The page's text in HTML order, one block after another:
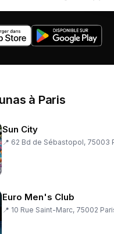
à Paris
Sun City
📍 62 Bd de Sébastopol, 75003
Euro Men's Club
📍 10 Rue Saint-Marc, 75002